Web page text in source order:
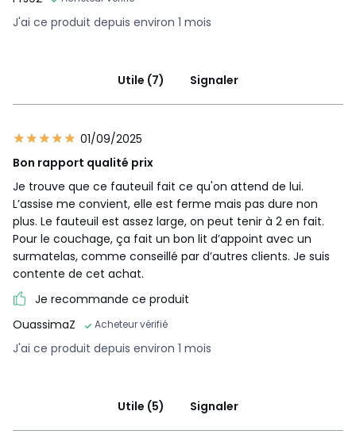
J'ai ce produit depuis environ 1 mois
Utile (7) Signaler
01/09/2025
Bon rapport qualité prix
Je trouve que ce fauteuil fait ce qu'on attend de lui.
L’assise me convient, elle est ferme mais pas dure non
plus. Le fauteuil est assez large, on peut tenir à 2 en fait.
Pour le couchage, ça fait un bon lit d’appoint avec un
surmatelas, comme conseillé par d’autres clients. Je suis
contente de cet achat.
Je recommande ce produit
OuassimaZ
Acheteur vérifié
J'ai ce produit depuis environ 1 mois
Utile (5) Signaler